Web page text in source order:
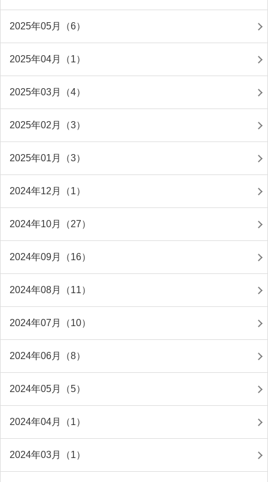
2025年05月（6）
2025年04月（1）
2025年03月（4）
2025年02月（3）
2025年01月（3）
2024年12月（1）
2024年10月（27）
2024年09月（16）
2024年08月（11）
2024年07月（10）
2024年06月（8）
2024年05月（5）
2024年04月（1）
2024年03月（1）